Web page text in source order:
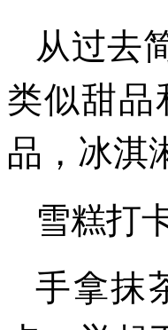
从过去
类似甜品
品，冰淇
雪糕打
手拿抹